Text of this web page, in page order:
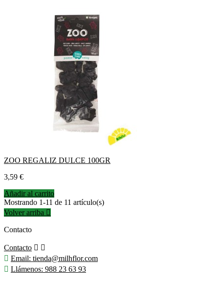
ZOO REGALIZ DULCE 100GR
Precio
3,59 €
Añadir al carrito
Mostrando 1-11 de 11 artículo(s)
Volver arriba 
Contacto
Contacto  
 Email: tienda@milhflor.com
 Llámenos: 988 23 63 93